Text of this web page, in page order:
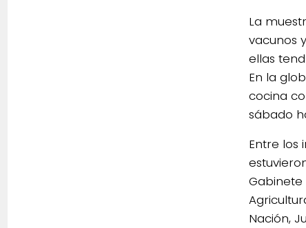
La
vacunos
ellas
En la
cocina
sábado
Entre los
Nación,